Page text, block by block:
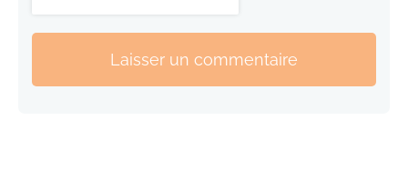
Laisser un commentaire